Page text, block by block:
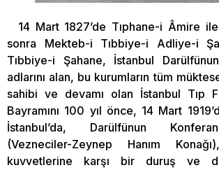
14 Mart 1827’de Tıphane-i Âmire
sonra Mekteb-i Tıbbiye-i Adliye-i
Tıbbiye-i Şahane, İstanbul
adlarını alan, bu kurumların tüm
sahibi ve devamı olan İstanbul Tıp
Bayramını 100 yıl önce, 14 Mart
İstanbul’da, Darülfünun
(Vezneciler-Zeynep Hanım
kuvvetlerine karşı bir duruş ve